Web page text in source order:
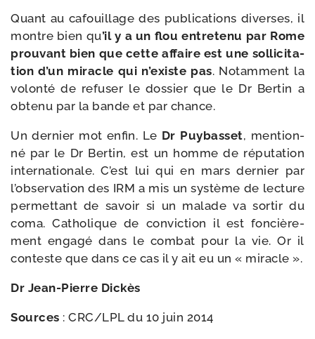
Quant au cafouillage des publi­ca­tions diverses, il
montre bien qu’il y a un flou entre­te­nu par Rome
prou­vant bien que cette affaire est une sol­li­ci­ta­
tion d’un miracle qui n’existe pas. Notamment la
volon­té de refu­ser le dos­sier que le Dr Bertin a
obte­nu par la bande et par chance.
Un der­nier mot enfin. Le Dr Puybasset, men­tion­
né par le Dr Bertin, est un homme de répu­ta­tion
inter­na­tio­nale. C’est lui qui en mars der­nier par
l’observation des IRM a mis un sys­tème de lec­ture
per­met­tant de savoir si un malade va sor­tir du
coma. Catholique de convic­tion il est fon­ciè­re­
ment enga­gé dans le com­bat pour la vie. Or il
conteste que dans ce cas il y ait eu un « miracle ».
Dr Jean-​Pierre Dickès
Sources : CRC/​LPL du 10 juin 2014